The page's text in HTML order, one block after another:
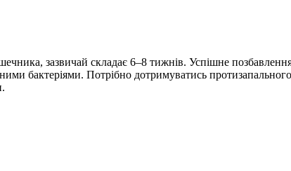
зазвичай складає 6–8 тижнів. Успішне
бактеріями. Потрібно дотримуватись